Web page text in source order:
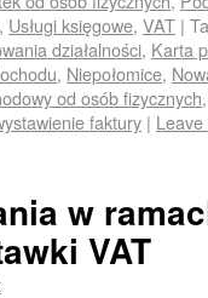
, Usługi księgowe, VAT |
działalności, Karta
, Niepołomice,
od osób fizycznych
faktury |
w
VAT